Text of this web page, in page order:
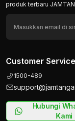
produk terbaru
Customer Service
1500-489
Hubungi
Kami